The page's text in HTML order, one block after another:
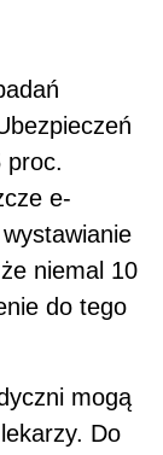
proc.
e-
niemal 10
do tego
mogą
Do